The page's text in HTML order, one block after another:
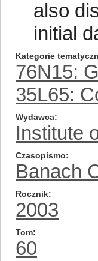
also
initial
Kategorie
76N15:
35L65:
Wydawca
Institute
Czasopismo
Banach
Rocznik
2003
Tom
60